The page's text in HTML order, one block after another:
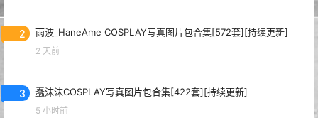
2 雨波_HaneAme COSPLAY写真图片包合集[572套][持续更新]
2 天前
3 蠢沫沫COSPLAY写真图片包合集[422套][持续更新]
5 小时前